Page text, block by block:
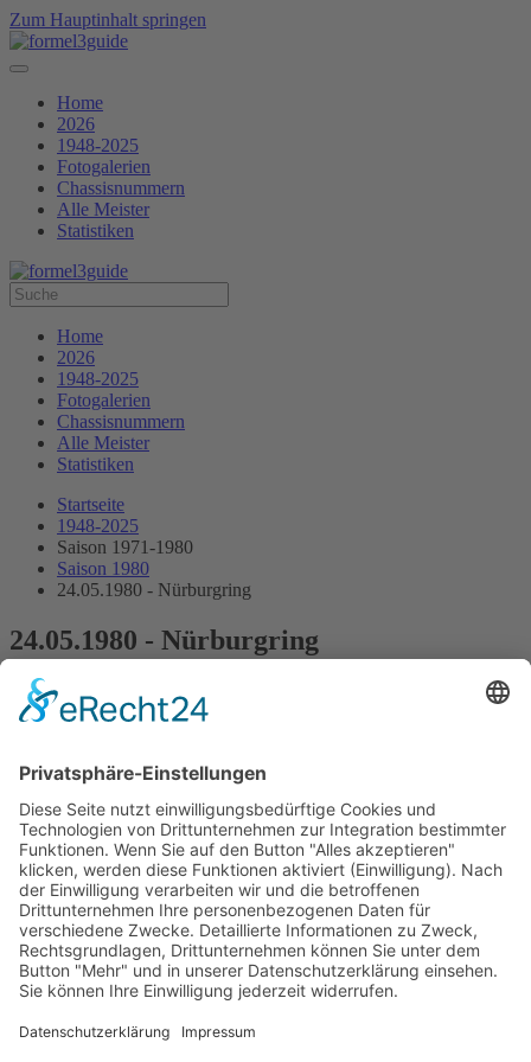
Zum Hauptinhalt springen
Home
2026
1948-2025
Fotogalerien
Chassisnummern
Alle Meister
Statistiken
Home
2026
1948-2025
Fotogalerien
Chassisnummern
Alle Meister
Statistiken
Startseite
1948-2025
Saison 1971-1980
Saison 1980
24.05.1980 - Nürburgring
24.05.1980 - Nürburgring
2.Lauf Deutsche Formel-3-Meisterschaft
Alle Ergebnisse:
Nennungsliste
Ergebnis Zeittraining Original Zeitnahme
Startaufstellung
Original Zeitnahme
Ergebnis Rennen
Original Zeitnahme
Impressum